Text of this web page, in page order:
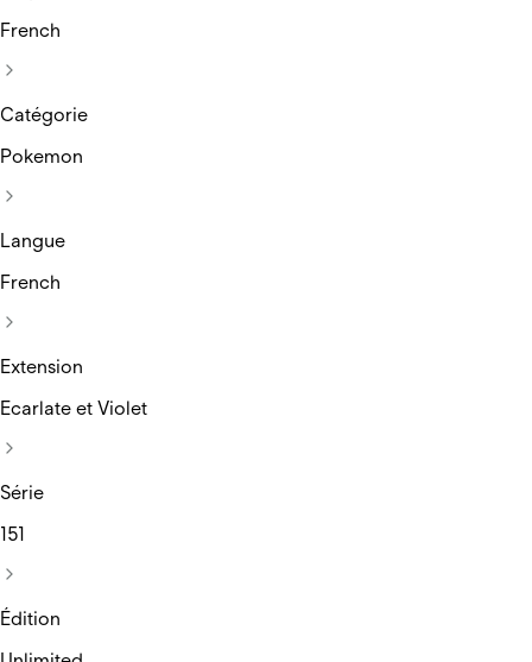
French
Catégorie
Pokemon
Langue
French
Extension
Ecarlate et Violet
Série
151
Édition